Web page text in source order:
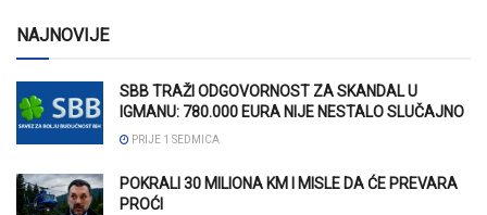
NAJNOVIJE
SBB TRAŽI ODGOVORNOST ZA SKANDAL U
IGMANU: 780.000 EURA NIJE NESTALO SLUČAJNO
PRIJE 1 SEDMICA
POKRALI 30 MILIONA KM I MISLE DA ĆE PREVARA
PROĆI